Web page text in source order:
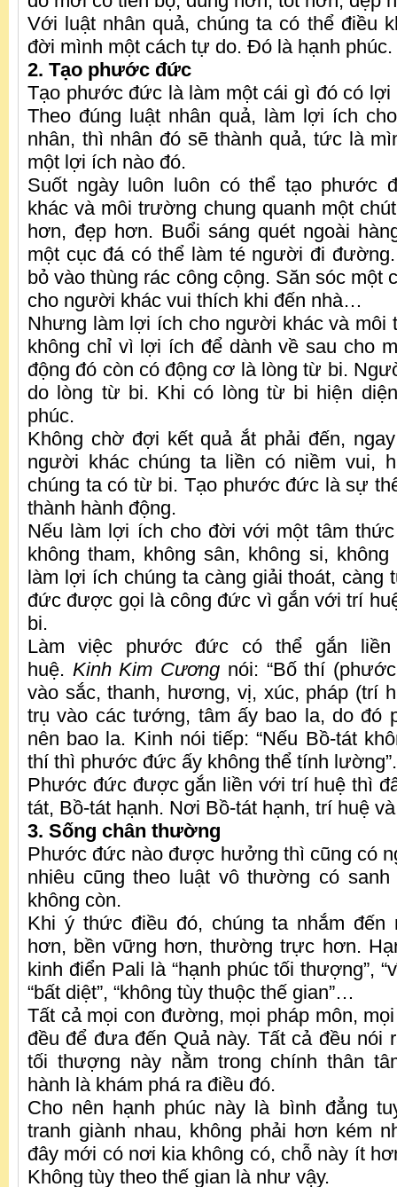
Với luật nhân quả, chúng ta có thể điều
đời mình một cách tự do. Đó là hạnh phúc.
2. Tạo phước đức
Tạo phước đức là làm một cái gì đó có
Theo đúng luật nhân quả, làm lợi ích
nhân, thì nhân đó sẽ thành quả, tức là
một lợi ích nào đó.
Suốt ngày luôn luôn có thể tạo phước
khác và môi trường chung quanh một
hơn, đẹp hơn. Buổi sáng quét ngoài
một cục đá có thể làm té người đi
bỏ vào thùng rác công cộng. Săn sóc một
cho người khác vui thích khi đến nhà…
Nhưng làm lợi ích cho người khác và môi
không chỉ vì lợi ích để dành về sau cho
động đó còn có động cơ là lòng từ bi.
do lòng từ bi. Khi có lòng từ bi hiện
phúc.
Không chờ đợi kết quả ắt phải đến,
người khác chúng ta liền có niềm vui,
chúng ta có từ bi. Tạo phước đức là sự
thành hành động.
Nếu làm lợi ích cho đời với một tâm
không tham, không sân, không si,
làm lợi ích chúng ta càng giải thoát,
đức được gọi là công đức vì gắn với trí
bi.
Làm việc phước đức có thể gắn
huệ. Kinh Kim Cương nói: “Bố thí
vào sắc, thanh, hương, vị, xúc, pháp (trí
trụ vào các tướng, tâm ấy bao la, do đó
nên bao la. Kinh nói tiếp: “Nếu Bồ-tát
thí thì phước đức ấy không thể tính lường”.
Phước đức được gắn liền với trí huệ thì
tát, Bồ-tát hạnh. Nơi Bồ-tát hạnh, trí huệ
3. Sống chân thường
Phước đức nào được hưởng thì cũng có
nhiêu cũng theo luật vô thường có
không còn.
Khi ý thức điều đó, chúng ta nhắm đến
hơn, bền vững hơn, thường trực hơn.
kinh điển Pali là “hạnh phúc tối thượng”,
“bất diệt”, “không tùy thuộc thế gian”…
Tất cả mọi con đường, mọi pháp môn,
đều để đưa đến Quả này. Tất cả đều nói
tối thượng này nằm trong chính thân
hành là khám phá ra điều đó.
Cho nên hạnh phúc này là bình đẳng
tranh giành nhau, không phải hơn kém
đây mới có nơi kia không có, chỗ này ít
Không tùy theo thế gian là như vậy.